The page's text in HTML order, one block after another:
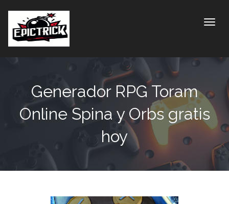
Generador RPG Toram
Online Spina y Orbs gratis
hoy